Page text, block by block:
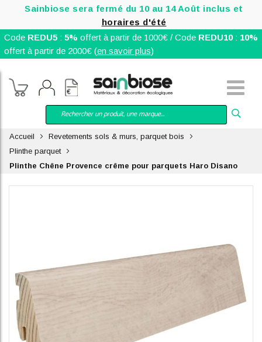
Sainbiose sera fermé du 10 au 14 Août inclus et
horaires d'été
Code REDU5: 5% offert à partir de 1000€ / Code REDU10: 10%
offert à partir de 2000€ (en savoir plus)
Accueil
Revetements sols & murs, parquet bois
Plinthe parquet
Plinthe Chêne Provence crême pour parquets Haro Disano